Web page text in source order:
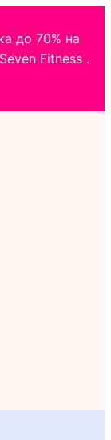
до 70% на
Fitness .